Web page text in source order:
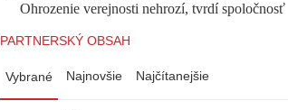
Ohrozenie verejnosti nehrozí, tvrdí spoločnosť
PARTNERSKÝ OBSAH
Vybrané Najnovšie Najčítanejšie